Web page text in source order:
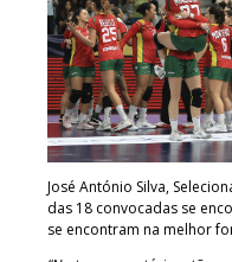
José António Silva,
das 18 convocadas se
se encontram na melhor